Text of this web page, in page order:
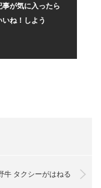
事が気に入ったら
いね！しよう
牛 タクシーがはねる